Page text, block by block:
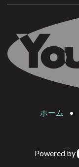
ホーム •
Powered by